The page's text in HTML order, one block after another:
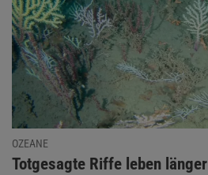
OZEANE
:
Totgesagte Riffe leben länger